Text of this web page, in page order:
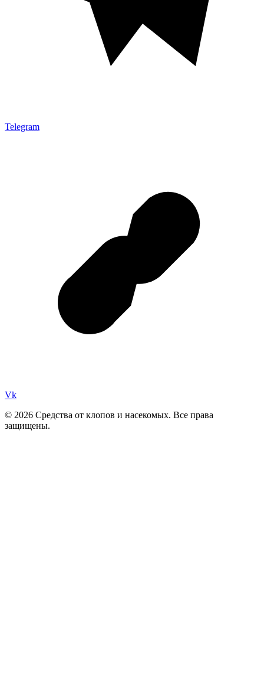
Telegram
Vk
© 2026 Средства от клопов и насекомых. Все права
защищены.